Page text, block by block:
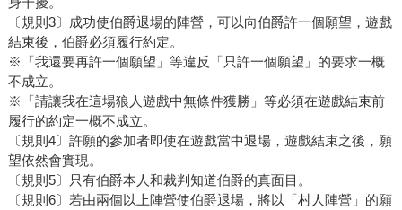
〔規則3〕成功使伯爵退場的陣營，可以向伯爵許一個願望，遊戲
結束後，伯爵必須履行約定。
※「我還要再許一個願望」等違反「只許一個願望」的要求一概
不成立。
※「請讓我在這場狼人遊戲中無條件獲勝」等必須在遊戲結束前
履行的約定一概不成立。
〔規則4〕許願的參加者即使在遊戲當中退場，遊戲結束之後，願
望依然會實現。
〔規則5〕只有伯爵本人和裁判知道伯爵的真面目。
〔規則6〕若由兩個以上陣營使伯爵退場，將以「村人陣營」的願